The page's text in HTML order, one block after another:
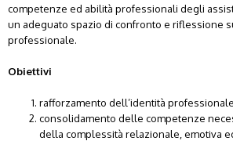
competenze ed abilità professionali degli
un adeguato spazio di confronto e riflessione
professionale.
Obiettivi
rafforzamento dell’identità
consolidamento delle competenze
della complessità relazionale, emotiva